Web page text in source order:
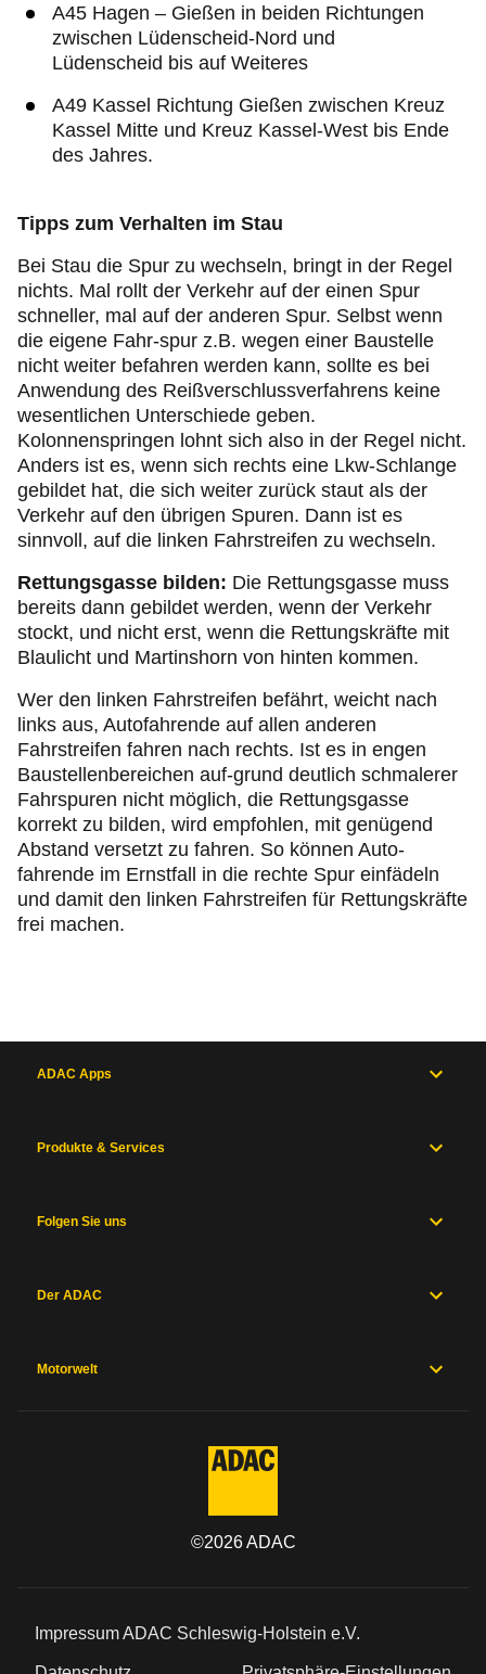
A45 Hagen – Gießen in beiden Richtungen
zwischen Lüdenscheid-Nord und
Lüdenscheid bis auf Weiteres
A49 Kassel Richtung Gießen zwischen Kreuz
Kassel Mitte und Kreuz Kassel-West bis Ende
des Jahres.
Tipps zum Verhalten im Stau
Bei Stau die Spur zu wechseln, bringt in der Regel
nichts. Mal rollt der Verkehr auf der einen Spur
schneller, mal auf der anderen Spur. Selbst wenn
die eigene Fahr-spur z.B. wegen einer Baustelle
nicht weiter befahren werden kann, sollte es bei
Anwendung des Reißverschlussverfahrens keine
wesentlichen Unterschiede geben.
Kolonnenspringen lohnt sich also in der Regel nicht.
Anders ist es, wenn sich rechts eine Lkw-Schlange
gebildet hat, die sich weiter zurück staut als der
Verkehr auf den übrigen Spuren. Dann ist es
sinnvoll, auf die linken Fahrstreifen zu wechseln.
Rettungsgasse bilden: Die Rettungsgasse muss
bereits dann gebildet werden, wenn der Verkehr
stockt, und nicht erst, wenn die Rettungskräfte mit
Blaulicht und Martinshorn von hinten kommen.
Wer den linken Fahrstreifen befährt, weicht nach
links aus, Autofahrende auf allen anderen
Fahrstreifen fahren nach rechts. Ist es in engen
Baustellenbereichen auf-grund deutlich schmalerer
Fahrspuren nicht möglich, die Rettungsgasse
korrekt zu bilden, wird empfohlen, mit genügend
Abstand versetzt zu fahren. So können Auto-
fahrende im Ernstfall in die rechte Spur einfädeln
und damit den linken Fahrstreifen für Rettungskräfte
frei machen.
ADAC Apps
Produkte & Services
Folgen Sie uns
Der ADAC
Motorwelt
©2026ADAC
Impressum ADAC Schleswig-Holstein e.V.